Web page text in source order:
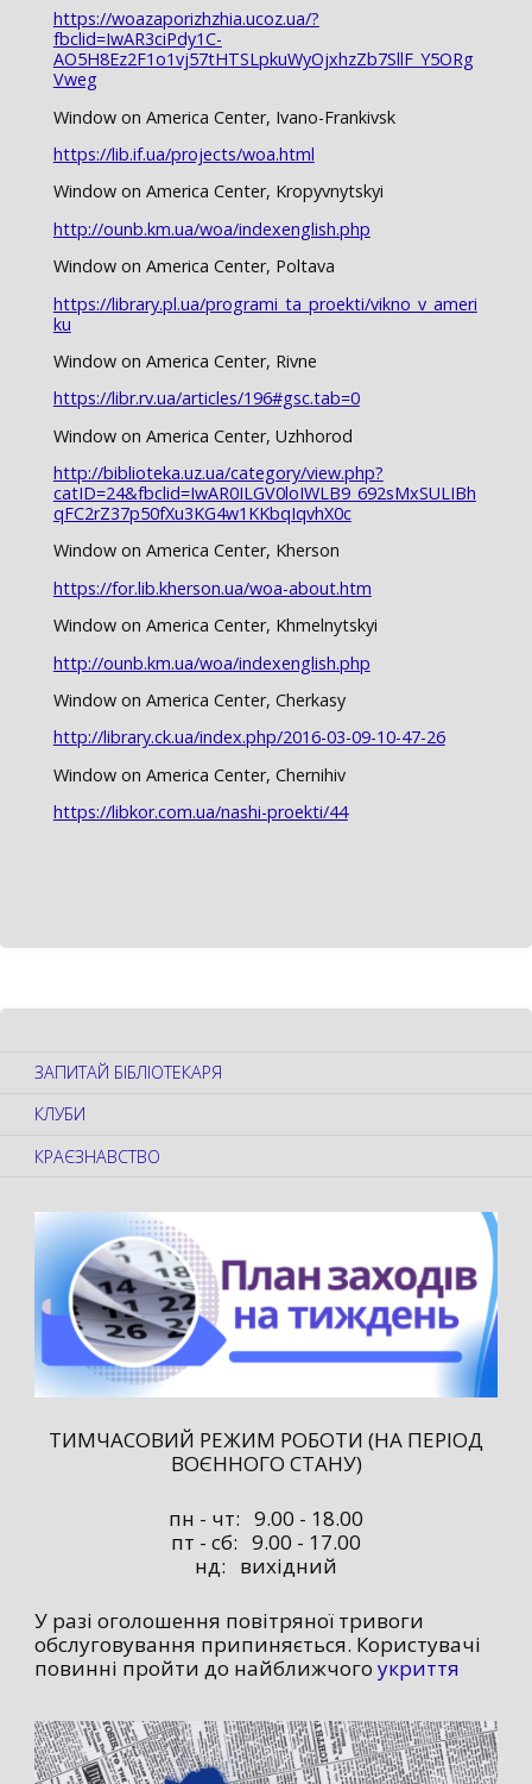
https://woazaporizhzhia.ucoz.ua/?
fbclid=IwAR3ciPdy1C-
AO5H8Ez2F1o1vj57tHTSLpkuWyOjxhzZb7SllF_Y5ORg
Vweg
Window on America Center, Ivano-Frankivsk
https://lib.if.ua/projects/woa.html
Window on America Center, Kropyvnytskyi
http://ounb.km.ua/woa/indexenglish.php
Window on America Center, Poltava
https://library.pl.ua/programi_ta_proekti/vikno_v_ameri
ku
Window on America Center, Rivne
https://libr.rv.ua/articles/196#gsc.tab=0
Window on America Center, Uzhhorod
http://biblioteka.uz.ua/category/view.php?
catID=24&fbclid=IwAR0ILGV0loIWLB9_692sMxSULIBh
qFC2rZ37p50fXu3KG4w1KKbqIqvhX0c
Window on America Center, Kherson
https://for.lib.kherson.ua/woa-about.htm
Window on America Center, Khmelnytskyi
http://ounb.km.ua/woa/indexenglish.php
Window on America Center, Cherkasy
http://library.ck.ua/index.php/2016-03-09-10-47-26
Window on America Center, Chernihiv
https://libkor.com.ua/nashi-proekti/44
ЗАПИТАЙ БІБЛІОТЕКАРЯ
КЛУБИ
КРАЄЗНАВСТВО
ТИМЧАСОВИЙ РЕЖИМ РОБОТИ (НА ПЕРІОД
ВОЄННОГО СТАНУ)
пн - чт: 9.00 - 18.00
пт - сб: 9.00 - 17.00
нд: вихідний
У разі оголошення повітряної тривоги
обслуговування припиняється. Користувачі
повинні пройти до найближчого укриття